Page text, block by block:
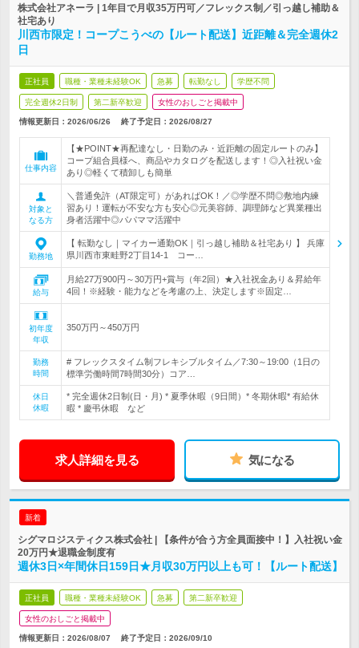
株式会社アネーラ | 1年目で月収35万円可／フレックス制／引っ越し補助＆
社宅あり
川西市限定！コープこうべの【ルート配送】近距離＆完全週休2
日
正社員 職種・業種未経験OK 急募 転勤なし 学歴不問
完全週休2日制 第二新卒歓迎 女性のおしごと掲載中
情報更新日：2026/06/26 終了予定日： 2026/08/27
仕事内容
【★POINT★再配達なし・日勤のみ・近距離の固定ルートのみ】
コープ組合員様へ、商品やカタログを配送します！◎入社祝い金
あり◎軽くて積卸しも簡単
対象と
なる方
＼普通免許（AT限定可）があればOK！／◎学歴不問◎敷地内練
習あり！運転が不安な方も安心◎元美容師、調理師など異業種出
身者活躍中◎パパママ活躍中
勤務地
【 転勤なし｜マイカー通勤OK｜引っ越し補助＆社宅あり 】 兵庫
県川西市東畦野2丁目14-1 コー…
給与
月給27万900円～30万円+賞与（年2回）★入社祝金あり＆昇給年
4回！※経験・能力などを考慮の上、決定します※固定…
初年度
年収
350万円～450万円
勤務
時間
# フレックスタイム制フレキシブルタイム／7:30～19:00（1日の
標準労働時間7時間30分）コア…
休日
休暇
* 完全週休2日制(日・月) * 夏季休暇（9日間）* 冬期休暇* 有給休
暇 * 慶弔休暇 など
求人詳細を見る 気になる
新着
シグマロジスティクス株式会社 | 【条件が合う方全員面接中！】入社祝い金
20万円★退職金制度有
週休3日×年間休日159日★月収30万円以上も可！【ルート配送】
正社員 職種・業種未経験OK 急募 第二新卒歓迎
女性のおしごと掲載中
情報更新日：2026/08/07 終了予定日： 2026/09/10